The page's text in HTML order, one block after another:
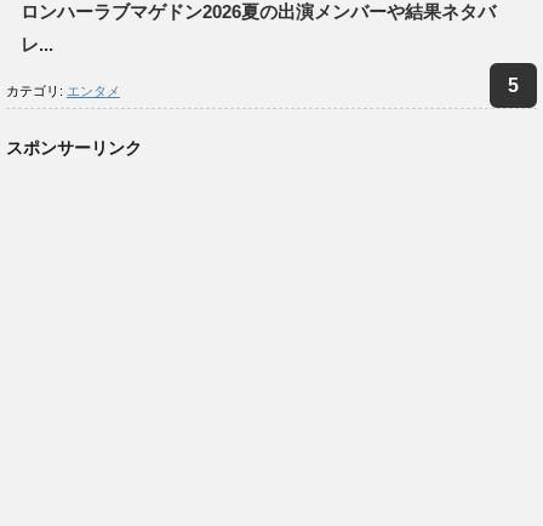
ロンハーラブマゲドン2026夏の出演メンバーや結果ネタバ
レ...
カテゴリ: エンタメ
スポンサーリンク